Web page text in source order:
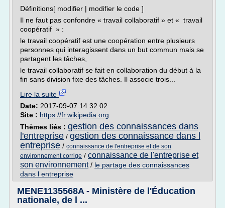
Définitions[ modifier | modifier le code ]
Il ne faut pas confondre « travail collaboratif » et « travail
coopératif » :
le travail coopératif est une coopération entre plusieurs
personnes qui interagissent dans un but commun mais se
partagent les tâches,
le travail collaboratif se fait en collaboration du début à la
fin sans division fixe des tâches. Il associe trois...
Lire la suite
Date: 2017-09-07 14:32:02
Site : https://fr.wikipedia.org
Thèmes liés : gestion des connaissances dans
l'entreprise / gestion des connaissance dans l
entreprise / connaissance de l'entreprise et de son
environnement corrige / connaissance de l'entreprise et
son environnement/ le partage des connaissances
dans l entreprise
MENE1135568A - Ministère de l'Éducation
nationale, de l ...